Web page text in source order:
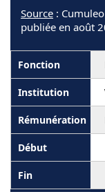
Source :
publiée en août